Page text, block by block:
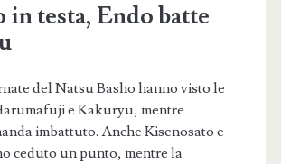
in testa, Endo batte
del Natsu Basho hanno visto le
e Kakuryu, mentre
imbattuto. Anche Kisenosato e
ceduto un punto, mentre la